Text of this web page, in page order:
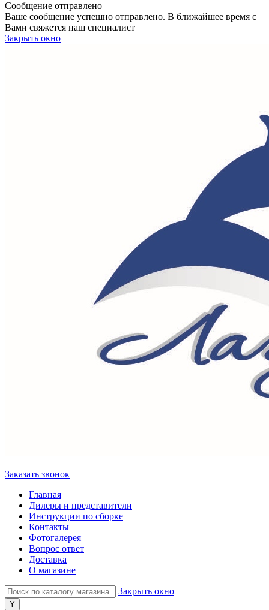
Сообщение отправлено
Ваше сообщение успешно отправлено. В ближайшее время с
Вами свяжется наш специалист
Закрыть окно
Заказать звонок
Главная
Дилеры и представители
Инструкции по сборке
Контакты
Фотогалерея
Вопрос ответ
Доставка
О магазине
Закрыть окно